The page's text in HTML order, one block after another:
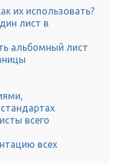
их использовать?
лист в
альбомный лист
всего
всех